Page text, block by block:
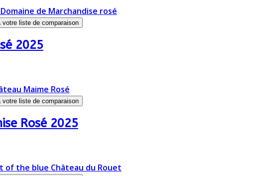
votre liste de comparaison
2025
votre liste de comparaison
Rosé 2025